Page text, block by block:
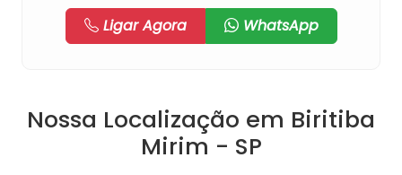
Ligar Agora
WhatsApp
Nossa Localização em Biritiba
Mirim - SP